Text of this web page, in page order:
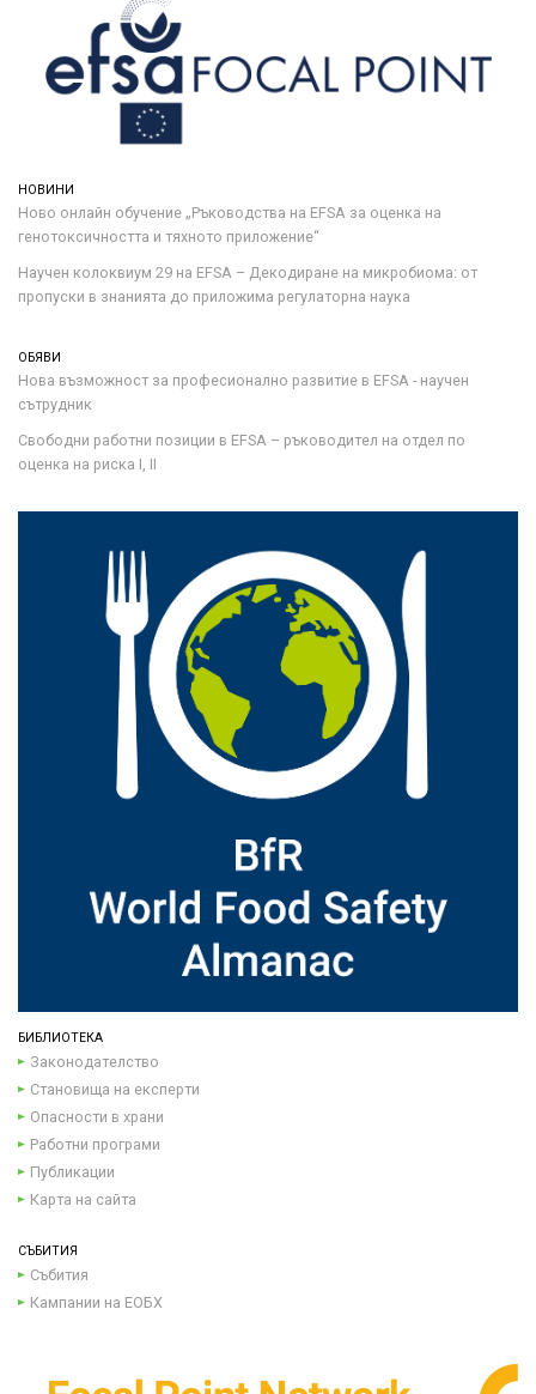
НОВИНИ
Ново онлайн обучение „Ръководства на ЕFSA за оценка на
генотоксичността и тяхното приложение“
Научен колоквиум 29 на EFSA – Декодиране на микробиома: от
пропуски в знанията до приложима регулаторна наука
ОБЯВИ
Нова възможност за професионално развитие в EFSA - научен
сътрудник
Свободни работни позиции в EFSA – ръководител на отдел по
оценка на риска I, II
БИБЛИОТЕКА
Законодателство
Становища на експерти
Опасности в храни
Работни програми
Публикации
Карта на сайта
СЪБИТИЯ
Събития
Кампании на ЕОБХ